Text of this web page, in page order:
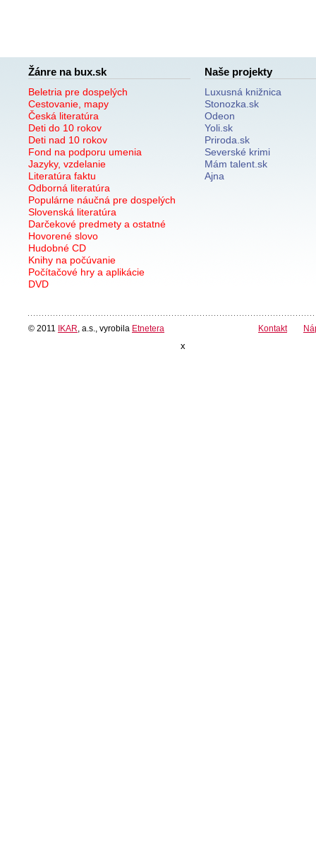
Žánre na bux.sk
Beletria pre dospelých
Cestovanie, mapy
Česká literatúra
Deti do 10 rokov
Deti nad 10 rokov
Fond na podporu umenia
Jazyky, vzdelanie
Literatúra faktu
Odborná literatúra
Populárne náučná pre dospelých
Slovenská literatúra
Darčekové predmety a ostatné
Hovorené slovo
Hudobné CD
Knihy na počúvanie
Počítačové hry a aplikácie
DVD
Naše projekty
Luxusná knižnica
Stonozka.sk
Odeon
Yoli.sk
Priroda.sk
Severské krimi
Mám talent.sk
Ajna
© 2011 IKAR , a.s., vyrobila Etnetera Kontakt
x